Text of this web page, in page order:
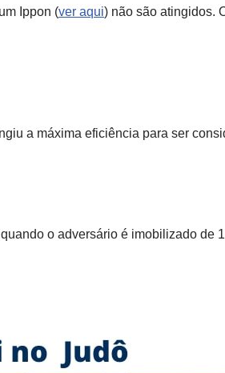
Ippon (ver aqui) não são atingidos.
a máxima eficiência para ser
o adversário é imobilizado de